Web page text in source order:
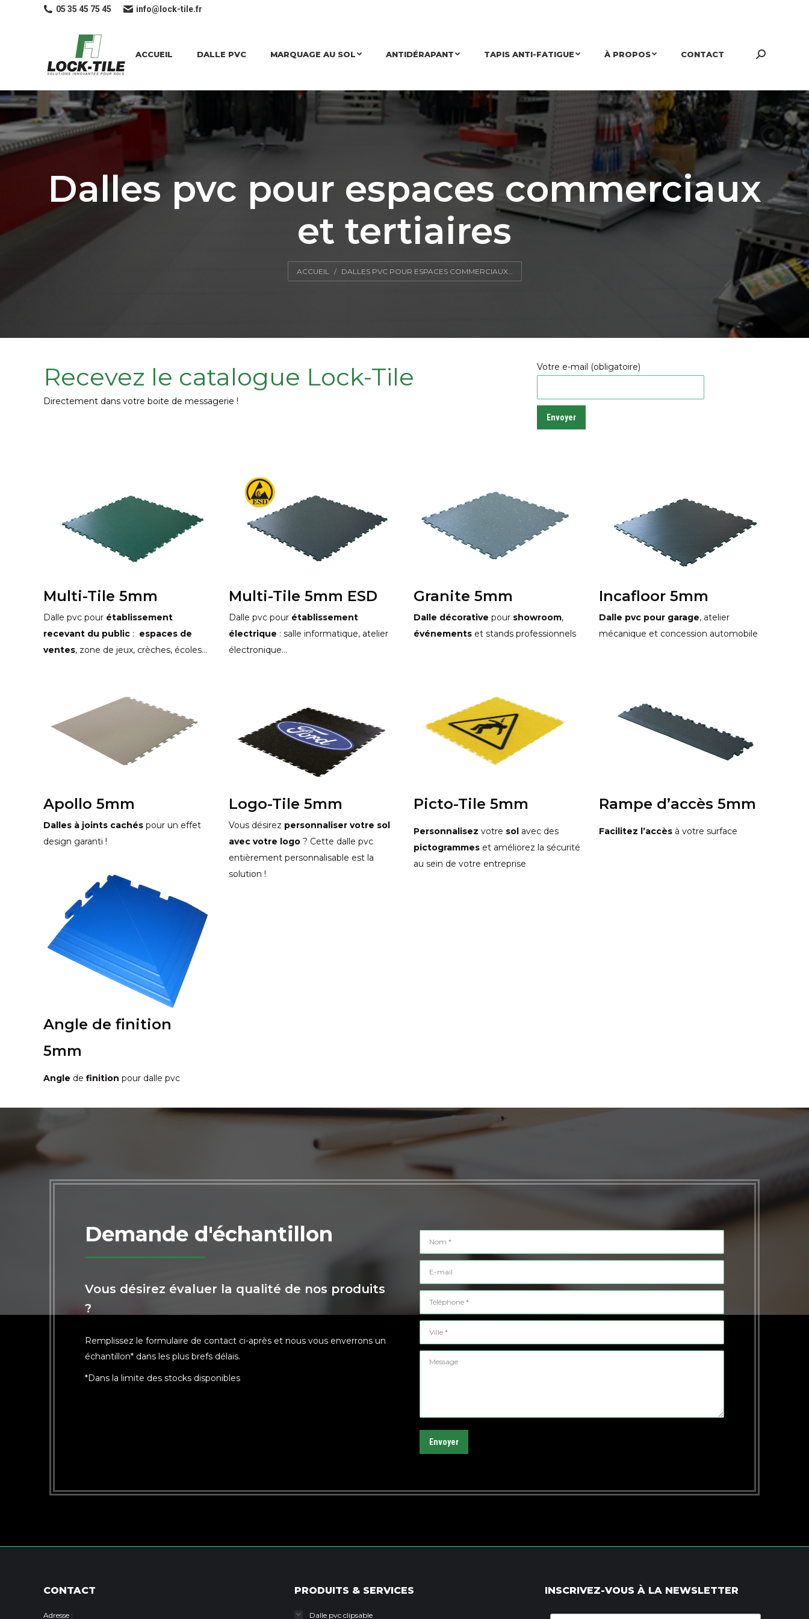
05 35 45 75 45 info@lock-tile.fr
ACCUEIL DALLE PVC MARQUAGE AU SOL ANTIDÉRAPANT TAPIS ANTI-FATIGUE À PROPOS CONTACT Search:
Dalles pvc pour espaces commerciaux
et tertiaires
Vous êtes ici :
ACCUEIL DALLES PVC POUR ESPACES COMMERCIAUX…
Recevez le catalogue Lock-Tile
Directement dans votre boite de messagerie !
Votre e-mail (obligatoire)
Multi-Tile 5mm
Dalle pvc pour établissement
recevant du public : espaces de
ventes, zone de jeux, crèches, écoles…
Multi-Tile 5mm ESD
Dalle pvc pour établissement
électrique : salle informatique, atelier
électronique…
Granite 5mm
Dalle décorative pour showroom,
événements et stands professionnels
Incafloor 5mm
Dalle pvc pour garage, atelier
mécanique et concession automobile
Apollo 5mm
Dalles à joints cachés pour un effet
design garanti !
Angle de finition
5mm
Angle de finition pour dalle pvc
Logo-Tile 5mm
Vous désirez personnaliser votre sol
avec votre logo? Cette dalle pvc
entièrement personnalisable est la
solution !
Picto-Tile 5mm
Personnalisez votre sol avec des
pictogrammes et améliorez la sécurité
au sein de votre entreprise
Rampe d’accès 5mm
Facilitez l’accèsà votre surface
Demande d'échantillon
Vous désirez évaluer la qualité de nos produits
?
Remplissez le formulaire de contact ci-après et nous vous enverrons un
échantillon* dans les plus brefs délais.
*Dans la limite des stocks disponibles
Nom *
E-mail
Téléphone *
Ville *
Message
Envoyer
CONTACT
Adresse :
PRODUITS & SERVICES
Dalle pvc clipsable
INSCRIVEZ-VOUS À LA NEWSLETTER